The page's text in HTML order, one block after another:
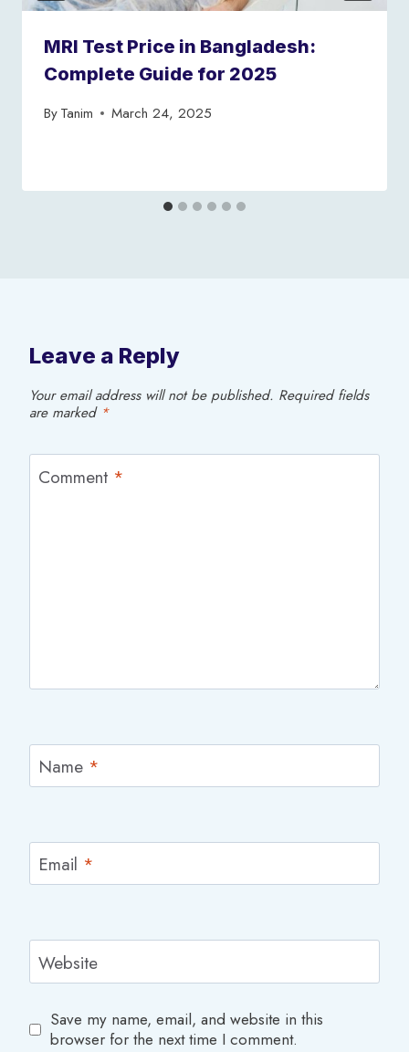
MRI Test Price in Bangladesh:
Complete Guide for 2025
ByTanim March 24, 2025
Leave a Reply
Your email address will not be published. Required fields
are marked *
Comment *
Name *
Email *
Website
Save my name, email, and website in this
browser for the next time I comment.